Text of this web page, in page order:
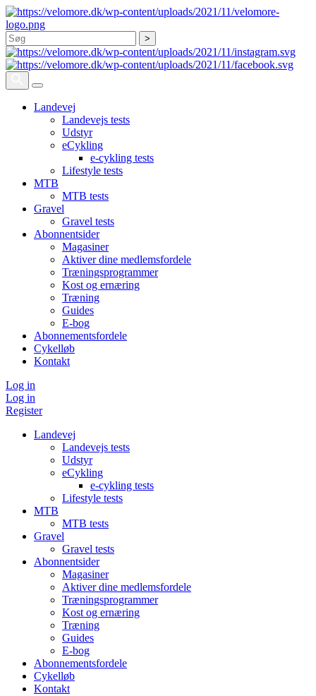
Søg
Landevej
Landevejs tests
Udstyr
eCykling
e-cykling tests
Lifestyle tests
MTB
MTB tests
Gravel
Gravel tests
Abonnentsider
Magasiner
Aktiver dine medlemsfordele
Træningsprogrammer
Kost og ernæring
Træning
Guides
E-bog
Abonnementsfordele
Cykelløb
Kontakt
Log in
Log in
Register
Landevej
Landevejs tests
Udstyr
eCykling
e-cykling tests
Lifestyle tests
MTB
MTB tests
Gravel
Gravel tests
Abonnentsider
Magasiner
Aktiver dine medlemsfordele
Træningsprogrammer
Kost og ernæring
Træning
Guides
E-bog
Abonnementsfordele
Cykelløb
Kontakt